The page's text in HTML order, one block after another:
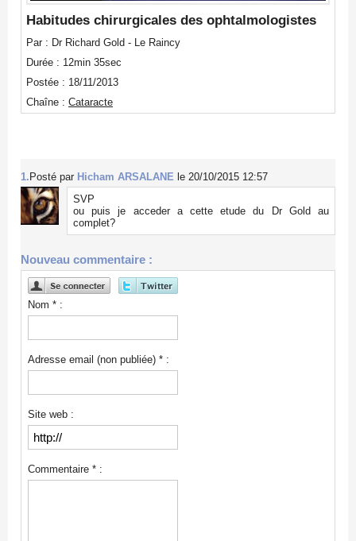
Habitudes chirurgicales des ophtalmologistes
Par : Dr Richard Gold - Le Raincy
Durée : 12min 35sec
Postée : 18/11/2013
Chaîne : Cataracte
1. Posté par Hicham ARSALANE le 20/10/2015 12:57
SVP
ou puis je acceder a cette etude du Dr Gold au
complet?
Nouveau commentaire :
Nom * :
Adresse email (non publiée) * :
Site web :
Commentaire * :